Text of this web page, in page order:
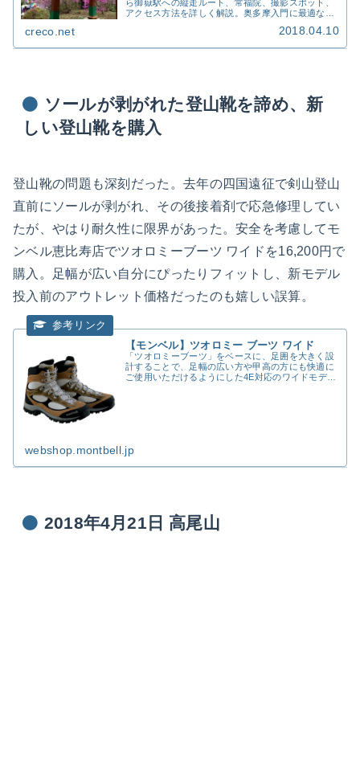
ら御嶽駅への縦走ルート、常福院、撮影スポット、
アクセス方法を詳しく解説。奥多摩入門に最適な日
creco.net 2018.04.10
ソールが剥がれた登山靴を諦め、新
しい登山靴を購入
登山靴の問題も深刻だった。去年の四国遠征で剣山登山
直前にソールが剥がれ、その後接着剤で応急修理してい
たが、やはり耐久性に限界があった。安全を考慮してモ
ンベル恵比寿店でツオロミーブーツ ワイドを16,200円で
購入。足幅が広い自分にぴったりフィットし、新モデル
投入前のアウトレット価格だったのも嬉しい誤算。
【モンベル】ツオロミー ブーツ ワイド
「ツオロミーブーツ」をベースに、足囲を大きく設
計することで、足幅の広い方や甲高の方にも快適に
ご使用いただけるようにした4E対応のワイドモデル
webshop.montbell.jp
2018年4月21日 高尾山